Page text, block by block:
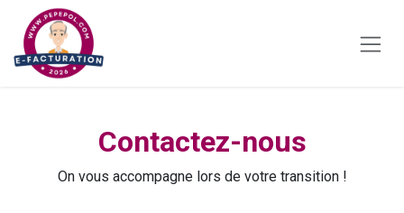
Se rendre au contenu
Contactez-nous
On vous accompagne lors de votre transition !